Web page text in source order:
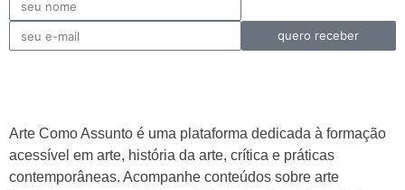
quero receber
Arte Como Assunto é uma plataforma dedicada à formação
acessível em arte, história da arte, crítica e práticas
contemporâneas. Acompanhe conteúdos sobre arte